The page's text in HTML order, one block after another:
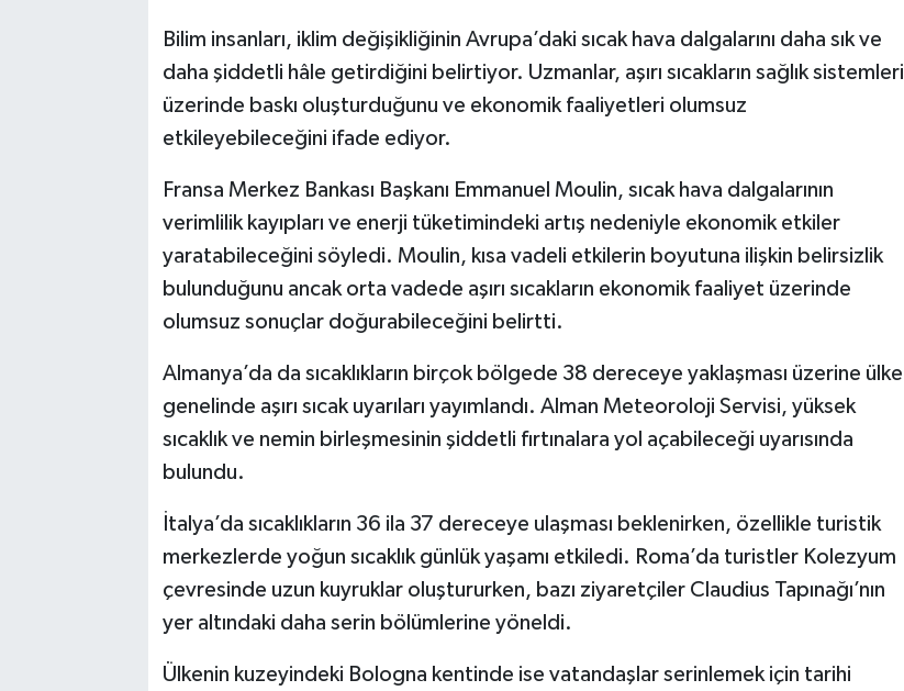
Bilim insanları, iklim değişikliğinin Avrupa’daki sıcak hava dalgalarını daha sık ve
daha şiddetli hâle getirdiğini belirtiyor. Uzmanlar, aşırı sıcakların sağlık sistemleri
üzerinde baskı oluşturduğunu ve ekonomik faaliyetleri olumsuz
etkileyebileceğini ifade ediyor.
Fransa Merkez Bankası Başkanı Emmanuel Moulin, sıcak hava dalgalarının
verimlilik kayıpları ve enerji tüketimindeki artış nedeniyle ekonomik etkiler
yaratabileceğini söyledi. Moulin, kısa vadeli etkilerin boyutuna ilişkin belirsizlik
bulunduğunu ancak orta vadede aşırı sıcakların ekonomik faaliyet üzerinde
olumsuz sonuçlar doğurabileceğini belirtti.
Almanya’da da sıcaklıkların birçok bölgede 38 dereceye yaklaşması üzerine ülke
genelinde aşırı sıcak uyarıları yayımlandı. Alman Meteoroloji Servisi, yüksek
sıcaklık ve nemin birleşmesinin şiddetli fırtınalara yol açabileceği uyarısında
bulundu.
İtalya’da sıcaklıkların 36 ila 37 dereceye ulaşması beklenirken, özellikle turistik
merkezlerde yoğun sıcaklık günlük yaşamı etkiledi. Roma’da turistler Kolezyum
çevresinde uzun kuyruklar oluştururken, bazı ziyaretçiler Claudius Tapınağı’nın
yer altındaki daha serin bölümlerine yöneldi.
Ülkenin kuzeyindeki Bologna kentinde ise vatandaşlar serinlemek için tarihi